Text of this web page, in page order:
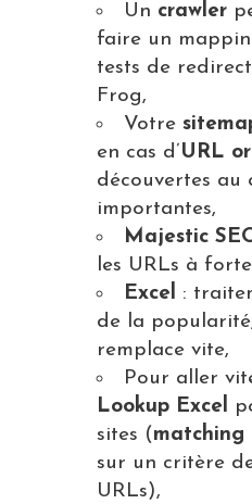
Un crawler
faire un
tests de
Frog,
Votre
en cas d’URL
découvertes au
importantes,
Majestic
les URLs à
Excel :
de la
remplace vite,
Pour aller
Lookup Excel
sites (matching
sur un critère
URLs),